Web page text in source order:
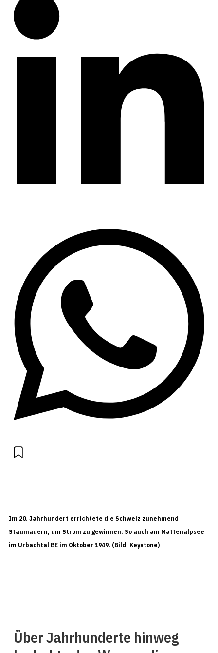
Im 20. Jahrhundert errichtete die Schweiz zunehmend
Staumauern, um Strom zu gewinnen. So auch am Mattenalpsee
im Urbachtal BE im Oktober 1949. (Bild: Keystone)
Über Jahrhunderte hinweg